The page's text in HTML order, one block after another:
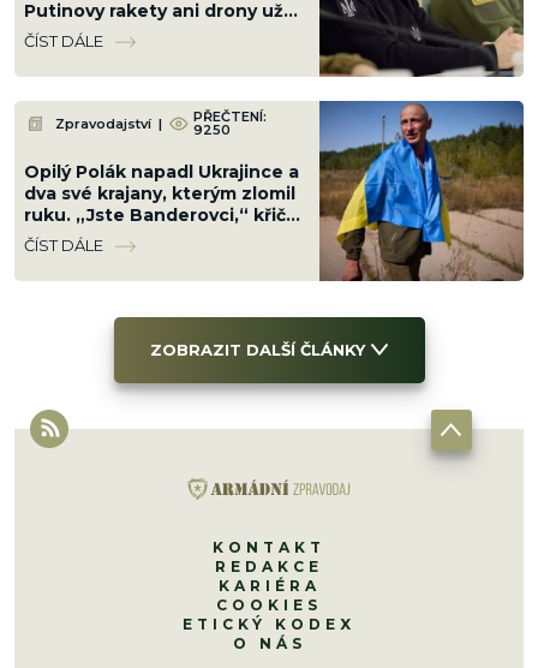
Putinovy rakety ani drony už
nebudou existovat
ČÍST DÁLE
Zpravodajství | PŘEČTENÍ:
9250
Opilý Polák napadl Ukrajince a
dva své krajany, kterým zlomil
ruku. „Jste Banderovci,“ křičel
na ně fanaticky
ČÍST DÁLE
ZOBRAZIT DALŠÍ ČLÁNKY
KONTAKT
REDAKCE
KARIÉRA
COOKIES
ETICKÝ KODEX
O NÁS